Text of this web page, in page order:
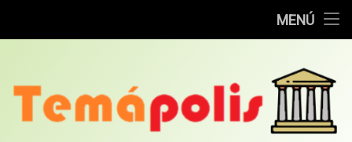
MENÚ
Lista de Megapost